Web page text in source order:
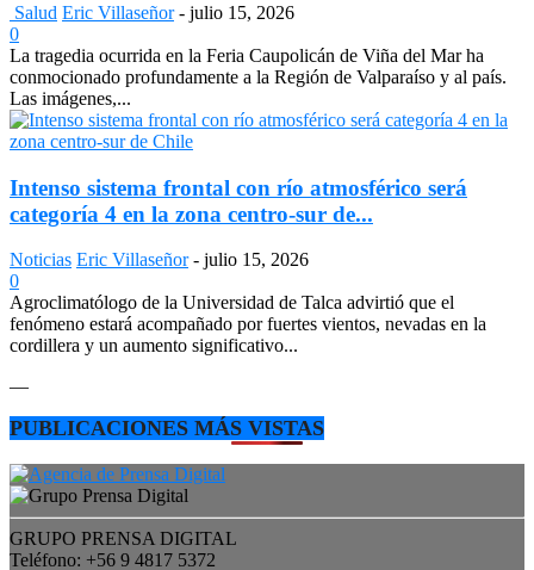
Salud Eric Villaseñor - julio 15, 2026
0
La tragedia ocurrida en la Feria Caupolicán de Viña del Mar ha
conmocionado profundamente a la Región de Valparaíso y al país.
Las imágenes,...
Intenso sistema frontal con río atmosférico será
categoría 4 en la zona centro-sur de...
Noticias Eric Villaseñor - julio 15, 2026
0
Agroclimatólogo de la Universidad de Talca advirtió que el
fenómeno estará acompañado por fuertes vientos, nevadas en la
cordillera y un aumento significativo...
—
PUBLICACIONES MÁS VISTAS
GRUPO PRENSA DIGITAL
Teléfono: +56 9 4817 5372